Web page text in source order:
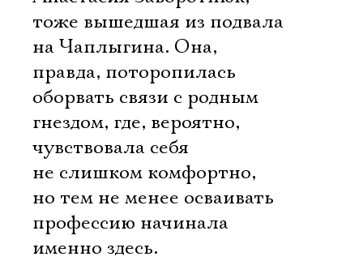
тоже вышедшая из подвала
на Чаплыгина. Она,
правда, поторопилась
оборвать связи с родным
гнездом, где, вероятно,
чувствовала себя
не слишком комфортно,
но тем не менее осваивать
профессию начинала
именно здесь.